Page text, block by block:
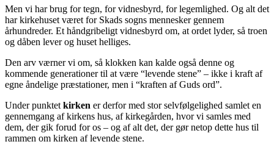
Men vi har brug for tegn, for vidnesbyrd, for legemlighed. Og alt det
har kirkehuset været for Skads sogns mennesker gennem
århundreder. Et håndgribeligt vidnesbyrd om, at ordet lyder, så troen
og dåben lever og huset helliges.
Den arv værner vi om, så klokken kan kalde også denne og
kommende generationer til at være “levende stene” – ikke i kraft af
egne åndelige præstationer, men i “kraften af Guds ord”.
Under punktet kirken er derfor med stor selvfølgelighed samlet en
gennemgang af kirkens hus, af kirkegården, hvor vi samles med
dem, der gik forud for os – og af alt det, der gør netop dette hus til
rammen om kirken af levende stene.